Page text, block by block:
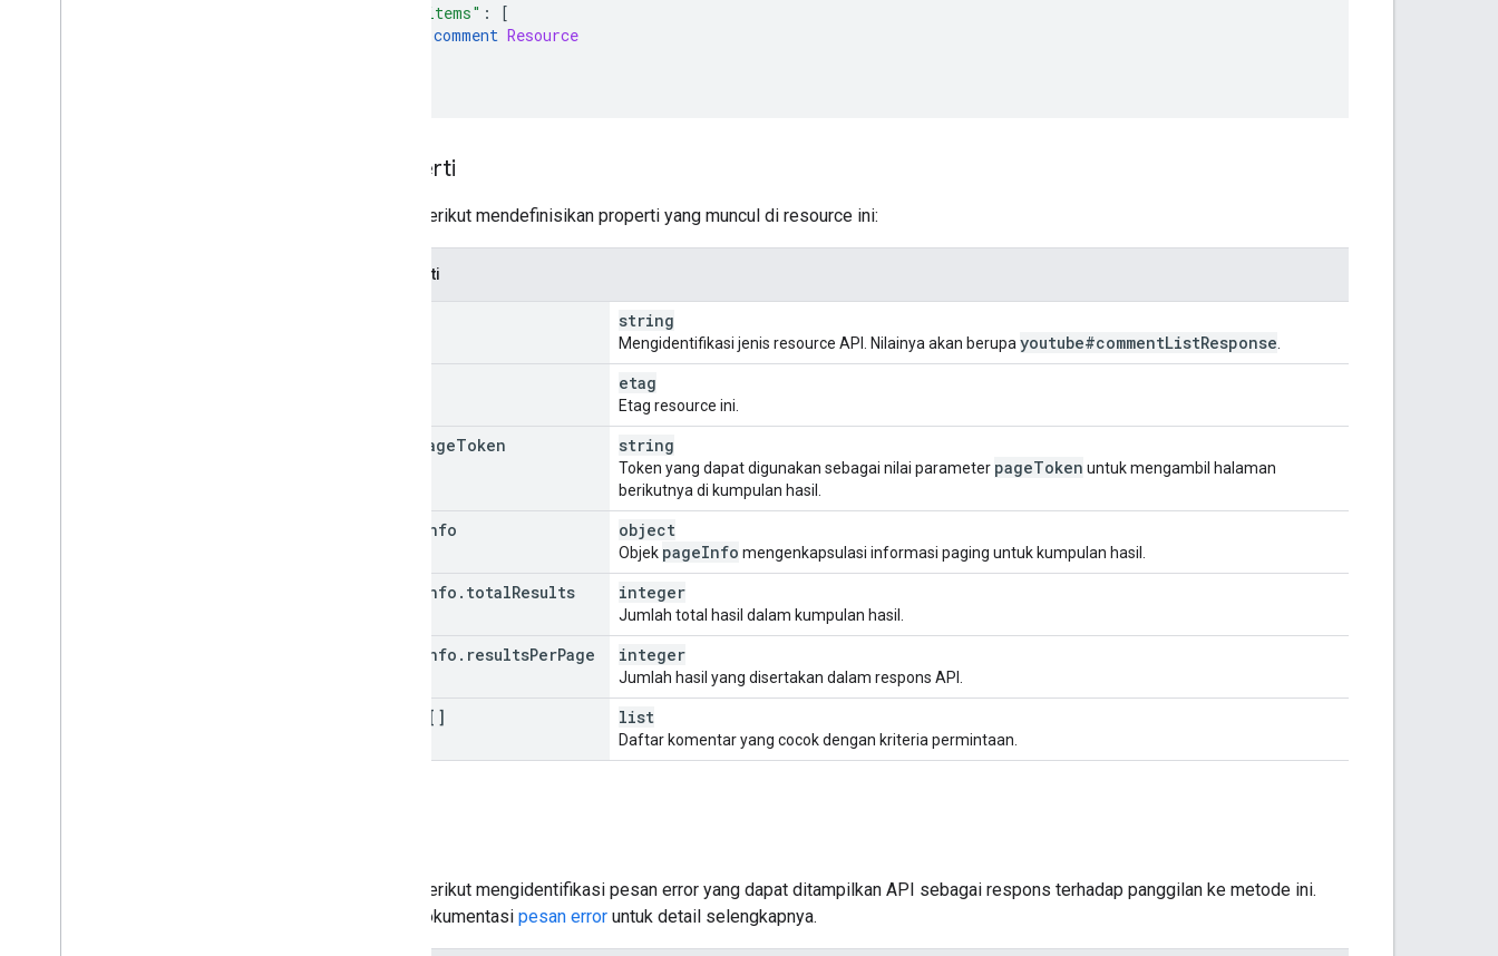
"items" :
[
comment Resource
Properti
Tabel berikut mendefinisikan properti yang muncul di resource ini:
Properti
string
Mengidentifikasi jenis resource API. Nilainya akan berupa youtube#commentListResponse
etag
Etag resource ini.
PageToken string
Token yang dapat digunakan sebagai nilai parameter pageToken untuk mengambil halaman
berikutnya di kumpulan hasil.
Info object
Objek pageInfo mengenkapsulasi informasi paging untuk kumpulan hasil.
Info . totalResults integer
Jumlah total hasil dalam kumpulan hasil.
Info . resultsPerPage integer
Jumlah hasil yang disertakan dalam respons API.
items[] list
Daftar komentar yang cocok dengan kriteria permintaan.
Tabel berikut mengidentifikasi pesan error yang dapat ditampilkan API sebagai respons terhadap panggilan ke metode ini.
Lihat dokumentasi pesan error untuk detail selengkapnya.